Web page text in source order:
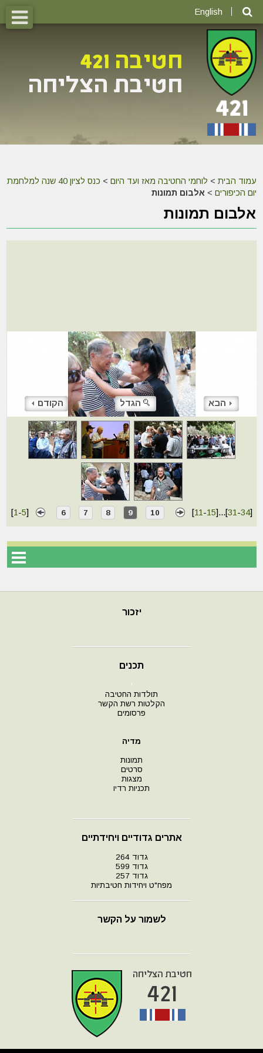
English
עמוד הבית > לוחמי החטיבה מאז ועד היום >
כנס לציון 40 שנה למלחמת
יום הכיפורים > אלבום תמונות
אלבום תמונות
הקודם הגדל הבא
[1 -5] 6 7 8 9 10 [11 -15]...[31 -34]
יזכור
תכנים
י
תולדות החטיבה
הקלטות רשת הקשר
פרסומים
מדיה
תמונות
סרטים
מצגות
תכניות רדיו
אתרים גדודיים ויחידתיים
גדוד 264
גדוד 599
גדוד 257
מפח"ט ויחידות חטיבתיות
לשמור על הקשר